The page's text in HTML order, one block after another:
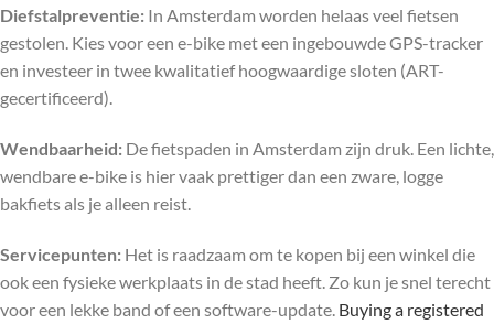
Diefstalpreventie: In Amsterdam worden helaas veel fietsen
gestolen. Kies voor een e-bike met een ingebouwde GPS-tracker
en investeer in twee kwalitatief hoogwaardige sloten (ART-
gecertificeerd).
Wendbaarheid: De fietspaden in Amsterdam zijn druk. Een lichte,
wendbare e-bike is hier vaak prettiger dan een zware, logge
bakfiets als je alleen reist.
Servicepunten: Het is raadzaam om te kopen bij een winkel die
ook een fysieke werkplaats in de stad heeft. Zo kun je snel terecht
voor een lekke band of een software-update. Buying a registered